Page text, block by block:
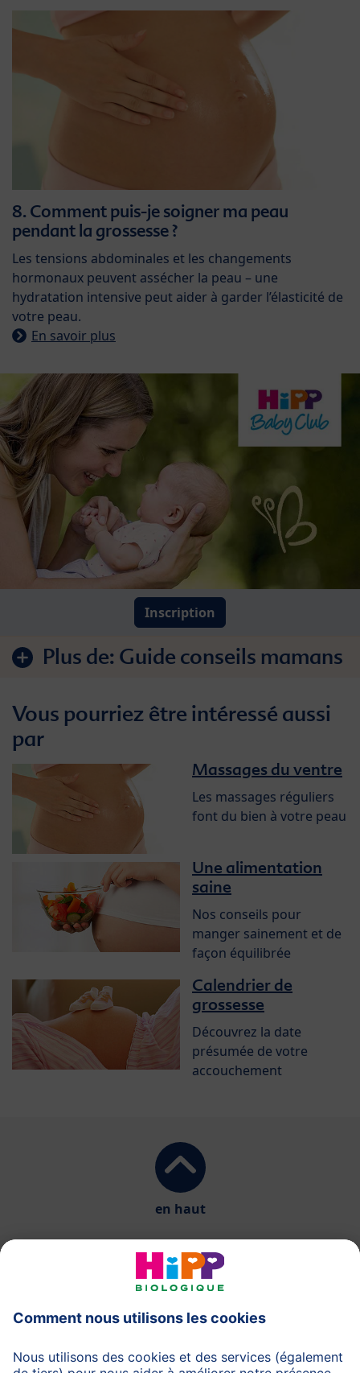
8. Comment puis-je soigner ma peau
pendant la grossesse ?
Les tensions abdominales et les changements
hormonaux peuvent assécher la peau – une
hydratation intensive peut aider à garder l’élasticité de
votre peau.
En savoir plus
Inscription
Plus de: Guide conseils mamans
Vous pourriez être intéressé aussi
par
Massages du ventre
Les massages réguliers
font du bien à votre peau
Une alimentation
saine
Nos conseils pour
manger sainement et de
façon équilibrée
Calendrier de
grossesse
Découvrez la date
présumée de votre
accouchement
en haut
HiPP Grossesse